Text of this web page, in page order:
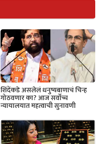
शिंदेंकडे असलेलं धनुष्यबाणाचं चिन्ह
गोठवणार का? आज सर्वोच्च
न्यायालयात महत्वाची सुनावणी